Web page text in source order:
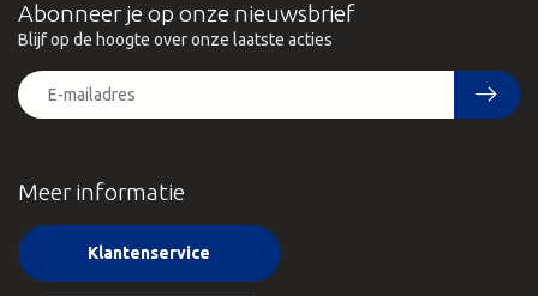
Meer informatie
Klantenservice
Abonneer je op onze nieuwsbrief
Blijf op de hoogte over onze laatste acties